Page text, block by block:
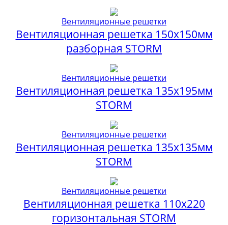
Вентиляционные решетки
Вентиляционная решетка 150х150мм
разборная STORМ
Вентиляционные решетки
Вентиляционная решетка 135х195мм
STORM
Вентиляционные решетки
Вентиляционная решетка 135х135мм
STORM
Вентиляционные решетки
Вентиляционная решетка 110х220
горизонтальная STORM